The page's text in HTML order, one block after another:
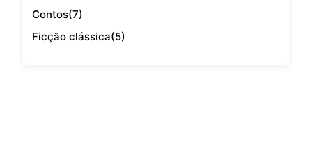
Contos(7)
Ficção clássica(5)